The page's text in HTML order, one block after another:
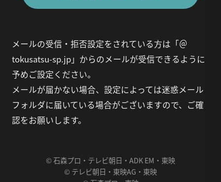
メールの受信・拒否設定をされている方は「＠
tokusatsu-sp.jp」からのメールが受信できるように
予めご設定ください。
メールが届かない場合、設定によっては迷惑メール
フォルダに届いている場合がございますので、ご確
認をお願いします。
© 石森プロ・テレビ朝日・ADK EM・東映
© テレビ朝日・東映AG・東映